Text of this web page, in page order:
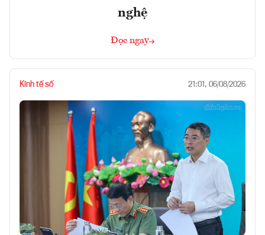
nghệ
Đọc ngay
Kinh tế số 21:01, 06/08/2026